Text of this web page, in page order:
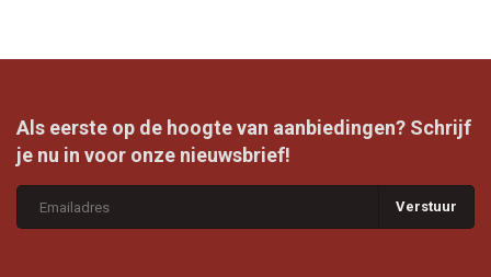
Als eerste op de hoogte van aanbiedingen? Schrijf
je nu in voor onze nieuwsbrief!
Verstuur